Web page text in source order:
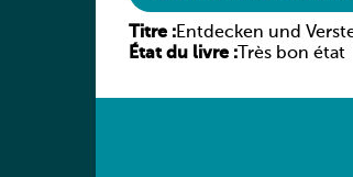
Titre :Entdecken und
Geschichtsbuch für
in Luxemburg, Band
État du livre : Très bon état